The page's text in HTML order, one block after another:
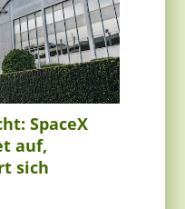
SpaceX
auf,
sich